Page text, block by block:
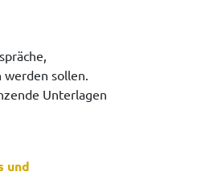
sollen.
Unterlagen
und